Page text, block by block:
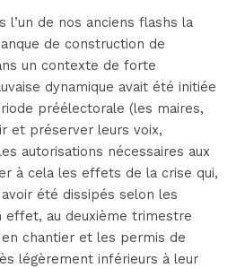
l’un de nos anciens flashs la
de construction de
un contexte de forte
dynamique avait été initiée
préélectorale (les maires,
et préserver leurs voix,
autorisations nécessaires aux
à cela les effets de la crise qui,
été dissipés selon les
effet, au deuxième trimestre
chantier et les permis de
légèrement inférieurs à leur